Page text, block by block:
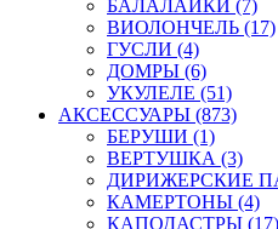
БАЛАЛАЙКИ (7)
ВИОЛОНЧЕЛЬ (17)
ГУСЛИ (4)
ДОМРЫ (6)
УКУЛЕЛЕ (51)
АКСЕССУАРЫ (873)
БЕРУШИ (1)
ВЕРТУШКА (3)
ДИРИЖЕРСКИЕ
КАМЕРТОНЫ (4)
КАПОДАСТРЫ (17)